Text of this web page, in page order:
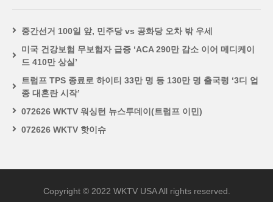
중간선거 100일 앞, 민주당 vs 공화당 오차 밖 우세
미국 건강보험 무보험자 급증 ‘ACA 290만 감소 이어 메디케이
드 410만 상실’
트럼프 TPS 종료로 하이티 33만 명 등 130만 명 출국령 ‘3디 업
종 대혼란 시작’
072626 WKTV 워싱턴 뉴스투데이(트럼프 이민)
072626 WKTV 핫이슈
Copyright © 2022 WKTV USA All rights reserved.